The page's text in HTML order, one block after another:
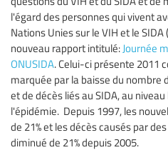
l'égard des personnes qui vivent
Nations Unies sur le VIH et le
nouveau rapport intitulé: Journée
ONUSIDA. Celui-ci présente 2011
marquée par la baisse du nombre
et de décès liés au SIDA, au
l'épidémie. Depuis 1997, les
de 21% et les décès causés par
diminué de 21% depuis 2005.